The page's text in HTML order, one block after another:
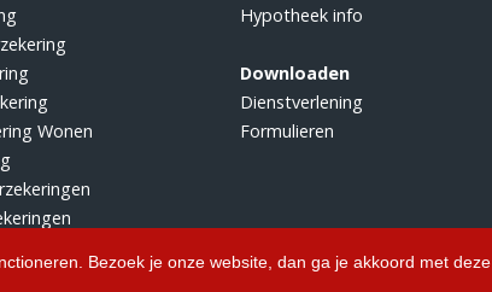
Bezoek je onze website, dan ga je akkoord met deze
Wonen
Hypotheek info
Downloaden
Dienstverlening
Formulieren